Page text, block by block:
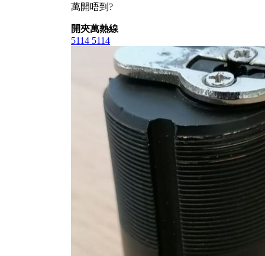
萬開唔到?
開夾萬熱線
5114 5114